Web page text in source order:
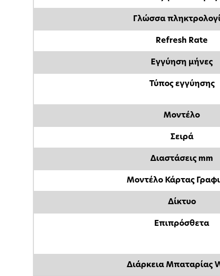
Γλώσσα
Refresh Rate
Εγγύηση μήνες
Τύπος εγγύησης
Μοντέλο
Σειρά
Διαστάσεις mm
Μοντέλο Κάρτας
Δίκτυο
Επιπρόσθετα
Διάρκεια Μπαταρίας